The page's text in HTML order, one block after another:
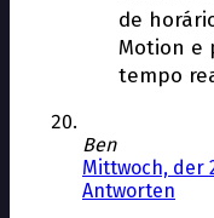
de
Motion e
tempo
Ben
Mittwoch, der
Antworten